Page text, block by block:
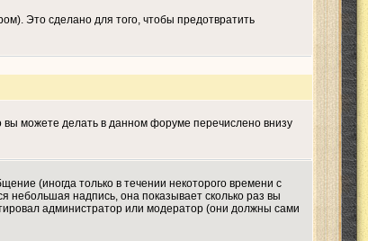
Это сделано для того, чтобы предотвратить
вы можете делать в данном форуме перечислено внизу
(иногда только в течении некоторого времени с
надпись, она показывает сколько раз вы
администратор или модератор (они должны сами